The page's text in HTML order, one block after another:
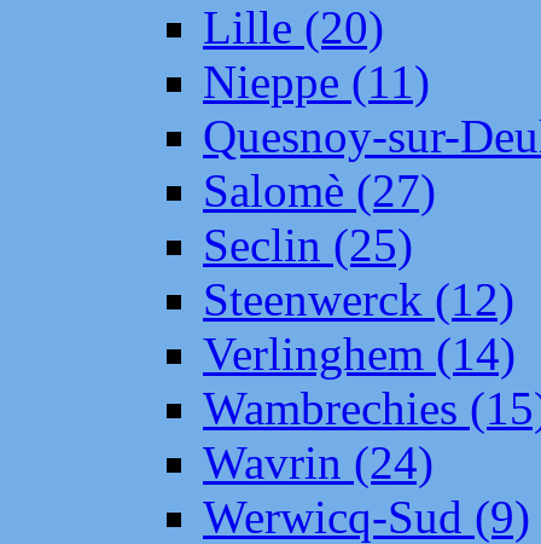
Lille (20)
Nieppe (11)
Quesnoy-sur-
Salomè (27)
Seclin (25)
Steenwerck (12)
Verlinghem (14)
Wambrechies
Wavrin (24)
Werwicq-Sud (9)